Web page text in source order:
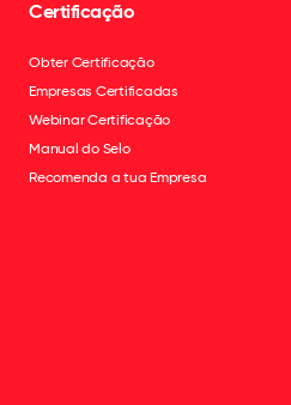
Certificação
Obter Certificação
Empresas Certificadas
Webinar Certificação
Manual do Selo
Recomenda a tua Empresa